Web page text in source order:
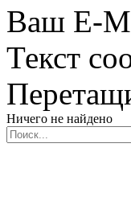
Ваш E-
Текст
Ничего не найдено